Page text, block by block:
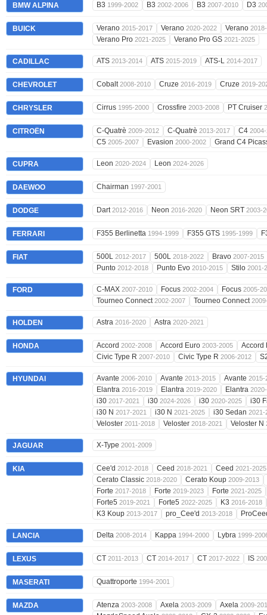
BMW ALPINA B3 1999-2002 B3 2002-2006 B3 2007-2010 D3
BUICK Verano 2015-2017 Verano 2020-2022 Verano
Verano Pro 2021-2025 Verano Pro GS 2021-2025
CADILLAC ATS 2013-2014 ATS 2015-2019 ATS-L 2014-2017
CHEVROLET Cobalt2008-2010 Cruze 2016-2019 Cruze 2019-
CHRYSLER Cirrus 1995-2000 Crossfire 2003-2008 PT Cruiser
CITROËN C-Quatrè 2009-2012 C-Quatrè 2013-2017 C4
C5 2005-2007 Evasion 2000-2002 Grand C4
CUPRA Leon 2020-2024 Leon 2024-2026
DAEWOO Chairman 1997-2001
DODGE Dart2012-2016 Neon 2016-2020 Neon SRT 2003-
FERRARI F355 Berlinetta 1994-1999 F355 GTS 1995-1999
FIAT 500L 2012-2017 500L 2018-2022 Bravo 2007-2015
Punto 2012-2018 Punto Evo 2010-2015 Stilo 2001-
FORD C-MAX 2007-2010 Focus 2002-2004 Focus 2005-
Tourneo Connect2002-2007 Tourneo Connect
HOLDEN Astra 2016-2020 Astra 2020-2021
HONDA Accord 2002-2008 Accord Euro 2003-2005
Accord
Civic Type R 2007-2010 Civic Type R 2006-2012
HYUNDAI Avante 2006-2010 Avante 2013-2015 Avante 2015-
Elantra 2016-2019 Elantra 2019-2020 Elantra
i30 2017-2021 i30 2024-2026 i30 2020-2025
i30
i30 N 2017-2021 i30 N 2021-2025 i30 Sedan 2021-
Veloster 2011-2018 Veloster 2018-2021 Veloster N
JAGUAR X-Type 2001-2009
KIA Cee'd 2012-2018 Ceed 2018-2021 Ceed 2021-2025
Cerato Classic 2018-2020 Cerato Koup 2009-2013
Forte 2017-2018 Forte 2019-2023 Forte 2021-2025
Forte5 2019-2021 Forte5 2022-2025 K3 2016-2018
K3 Koup 2013-2017 pro_Cee'd 2013-2018
LANCIA Delta 2008-2014 Kappa 1994-2000 Lybra 1999-
LEXUS CT 2011-2013 CT 2014-2017 CT 2017-2022 IS
MASERATI Quattroporte 1994-2001
MAZDA Atenza 2003-2008 Axela 2003-2009 Axela 2009-